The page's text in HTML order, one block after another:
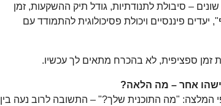
– סיבולת לתנודתיות, גודל תיק ההשקעות, זמן
פיננסיים ויכולת פסיכולוגית להתמודד עם
ספציפית, לא בהכרח מתאים לך עכשיו.
אחר – מה הלאה?
המלצה: "מה התוכנית שלך?" – התשובה לרוב נעה בין